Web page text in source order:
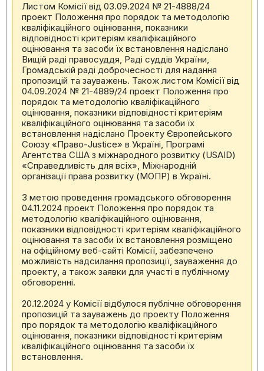
Листом Комісії від 03.09.2024 № 21-4888/24
проект Положення про порядок та методологію
кваліфікаційного оцінювання, показники
відповідності критеріям кваліфікаційного
оцінювання та засоби їх встановлення надіслано
Вищій раді правосуддя, Раді суддів України,
Громадській раді доброчесності для надання
пропозицій та зауважень. Також листом Комісії від
04.09.2024 № 21-4889/24 проект Положення про
порядок та методологію кваліфікаційного
оцінювання, показники відповідності критеріям
кваліфікаційного оцінювання та засоби їх
встановлення надіслано Проекту Європейського
Союзу «Право-Justice» в Україні, Програмі
Агентства США з міжнародного розвитку (USAID)
«Справедливість для всіх», Міжнародній
організації права розвитку (МОПР) в Україні.
З метою проведення громадського обговорення
04.11.2024 проект Положення про порядок та
методологію кваліфікаційного оцінювання,
показники відповідності критеріям кваліфікаційного
оцінювання та засоби їх встановлення розміщено
на офіційному веб-сайті Комісії, забезпечено
можливість надсилання пропозиції, зауваження до
проекту, а також заявки для участі в публічному
обговоренні.
20.12.2024 у Комісії відбулося публічне обговорення
пропозицій та зауважень до проекту Положення
про порядок та методологію кваліфікаційного
оцінювання, показники відповідності критеріям
кваліфікаційного оцінювання та засоби їх
встановлення.